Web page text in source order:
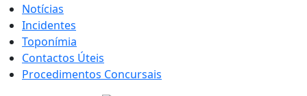
Notícias
Incidentes
Toponímia
Contactos Úteis
Procedimentos Concursais